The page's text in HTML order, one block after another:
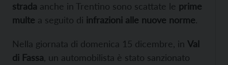
strada anche in Trentino sono scattate le prime
multe a seguito di infrazioni alle nuove norme.
Nella giornata di domenica 15 dicembre, in Val
di Fassa , un automobilista è stato sanzionato